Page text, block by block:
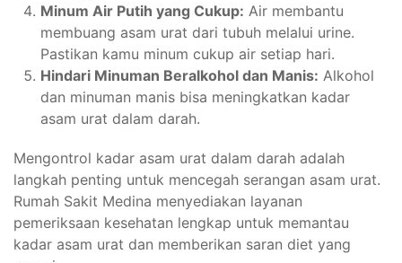
Minum Air Putih yang Cukup: Air membantu
membuang asam urat dari tubuh melalui urine.
Pastikan kamu minum cukup air setiap hari.
Hindari Minuman Beralkohol dan Manis: Alkohol
dan minuman manis bisa meningkatkan kadar
asam urat dalam darah.
Mengontrol kadar asam urat dalam darah adalah
langkah penting untuk mencegah serangan asam urat.
Rumah Sakit Medina menyediakan layanan
pemeriksaan kesehatan lengkap untuk memantau
kadar asam urat dan memberikan saran diet yang